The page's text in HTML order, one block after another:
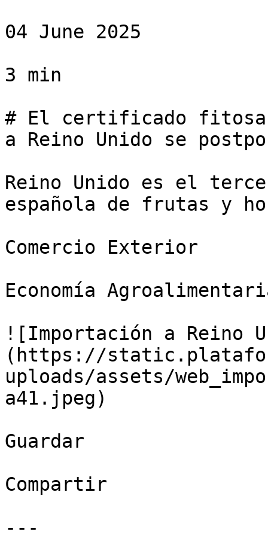
04 June 2025
3 min
# El certificado
a Reino Unido se
Reino Unido es el
española de frutas y
Comercio Exterior
Economía
![Importación a Reino
(https://
uploads/assets/
a41.jpeg)
Guardar
Compartir
---